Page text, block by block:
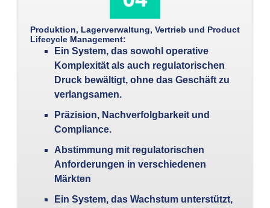
Produktion, Lagerverwaltung, Vertrieb und Product
Lifecycle Management:
Ein System, das sowohl operative
Komplexität als auch regulatorischen
Druck bewältigt, ohne das Geschäft zu
verlangsamen.
Präzision, Nachverfolgbarkeit und
Compliance.
Abstimmung mit regulatorischen
Anforderungen in verschiedenen
Märkten
Ein System, das Wachstum unterstützt,